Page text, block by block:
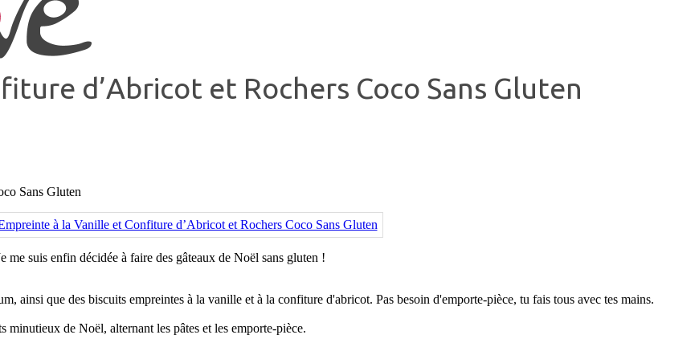
d’Abricot et Rochers Coco Sans Gluten
Sans Gluten
me suis enfin décidée à faire des gâteaux de Noël sans gluten !
ainsi que des biscuits empreintes à la vanille et à la confiture d'abricot. Pas besoin d'emporte-pièce, tu fais tous avec tes mains.
de Noël, alternant les pâtes et les emporte-pièce.